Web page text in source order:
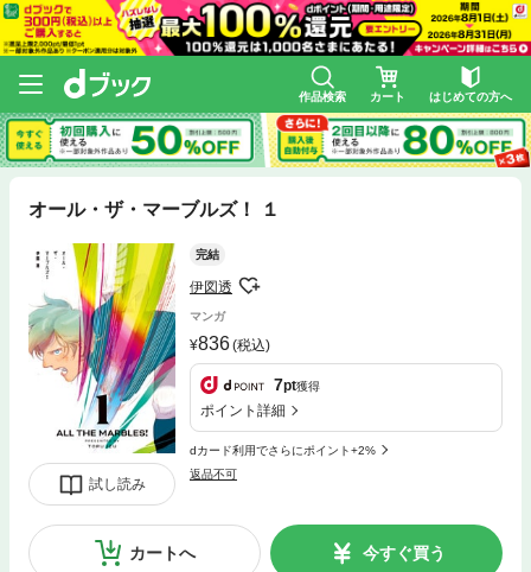
作品検索 カート はじめての方へ
オール・ザ・マーブルズ！ １
試し読み
完結
伊図透
マンガ
836(税込)
7pt獲得
ポイント詳細
dカード利用でさらにポイント+2%
返品不可
カートへ 今すぐ買う